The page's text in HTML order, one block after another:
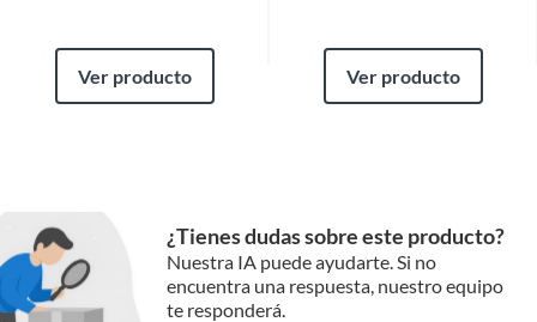
Ver producto Ver producto
¿Tienes dudas sobre este producto?
Nuestra IA puede ayudarte. Si no
encuentra una respuesta, nuestro equipo
te responderá.